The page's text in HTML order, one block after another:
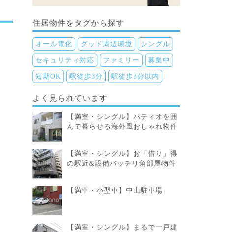
住居物件をタグから探す
オール電化 グッド周辺環境 シングル
セキュリティ対応 ファミリー 募集中
短期OK 駅徒歩3分 駅徒歩3分以内
よく見られています
【満室・シングル】パティオを囲
んで暮らせる海外風おしゃれ物件
【満室・シングル】お「借り」得
の駅近&設備バッチリ角部屋物件
【満車・小型車】中山駐車場
【満室・シングル】まるで一戸建